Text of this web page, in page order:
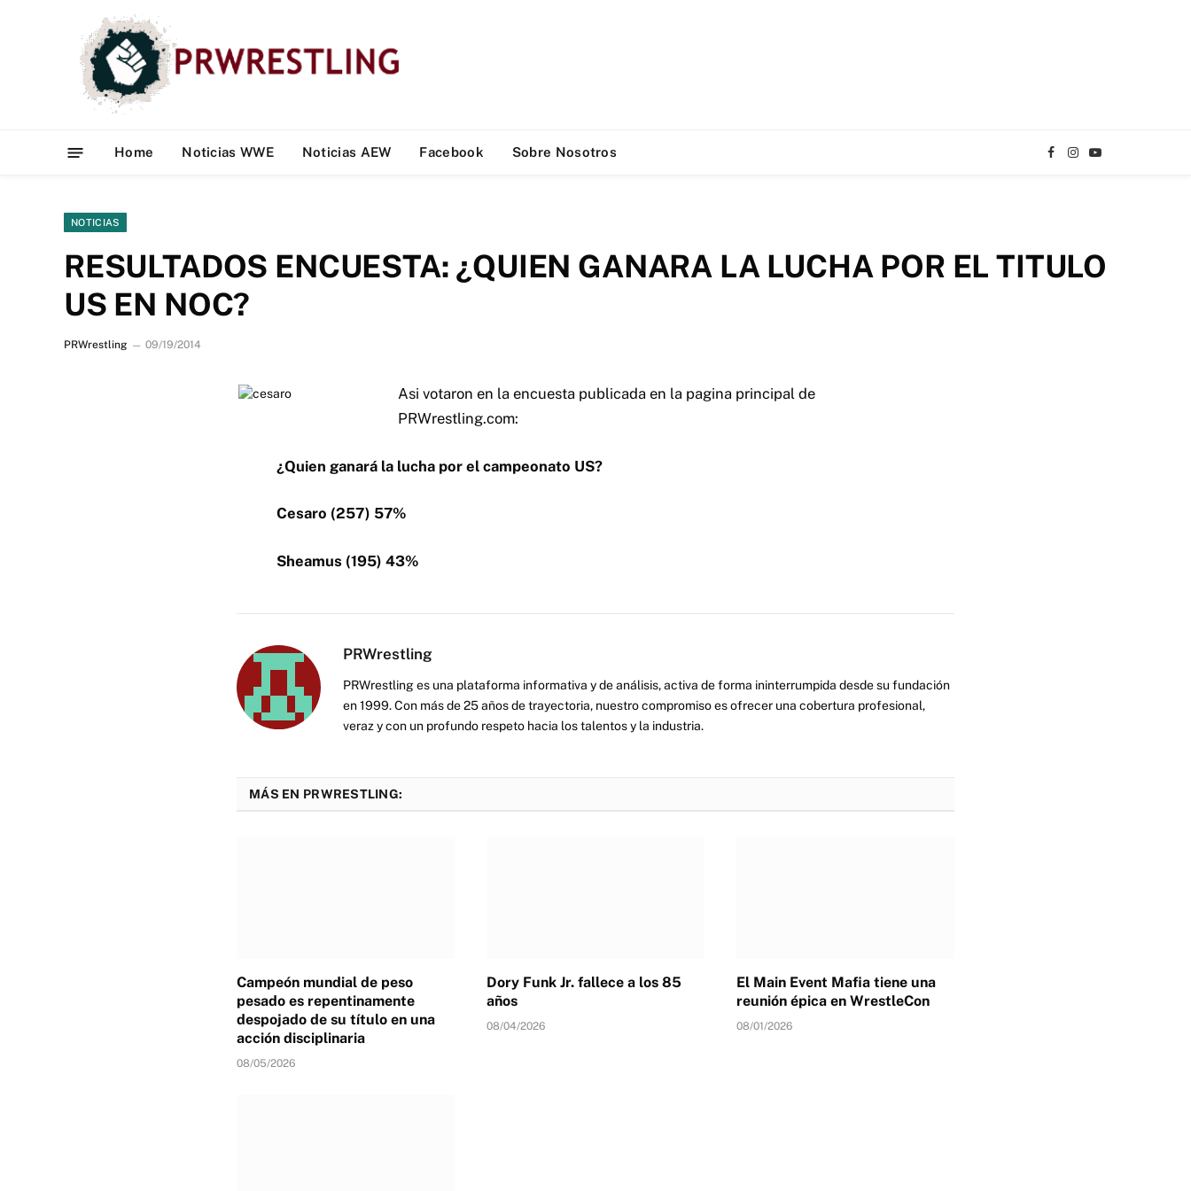
Home Noticias WWE Noticias AEW Facebook Sobre Nosotros
Facebook
Instagram
YouTube
NOTICIAS
RESULTADOS ENCUESTA: ¿QUIEN GANARA LA LUCHA POR EL TITULO
US EN NOC?
PRWrestling 09/19/2014
Asi votaron en la encuesta publicada en la pagina principal de
PRWrestling.com:
¿Quien ganará la lucha por el campeonato US?
Cesaro (257) 57%
Sheamus (195) 43%
PRWrestling
PRWrestling es una plataforma informativa y de análisis, activa de forma ininterrumpida desde su fundación
en 1999. Con más de 25 años de trayectoria, nuestro compromiso es ofrecer una cobertura profesional,
veraz y con un profundo respeto hacia los talentos y la industria.
MÁS EN PRWRESTLING:
Campeón mundial de peso
pesado es repentinamente
despojado de su título en una
acción disciplinaria
08/05/2026
Dory Funk Jr. fallece a los 85
años
08/04/2026
El Main Event Mafia tiene una
reunión épica en WrestleCon
08/01/2026